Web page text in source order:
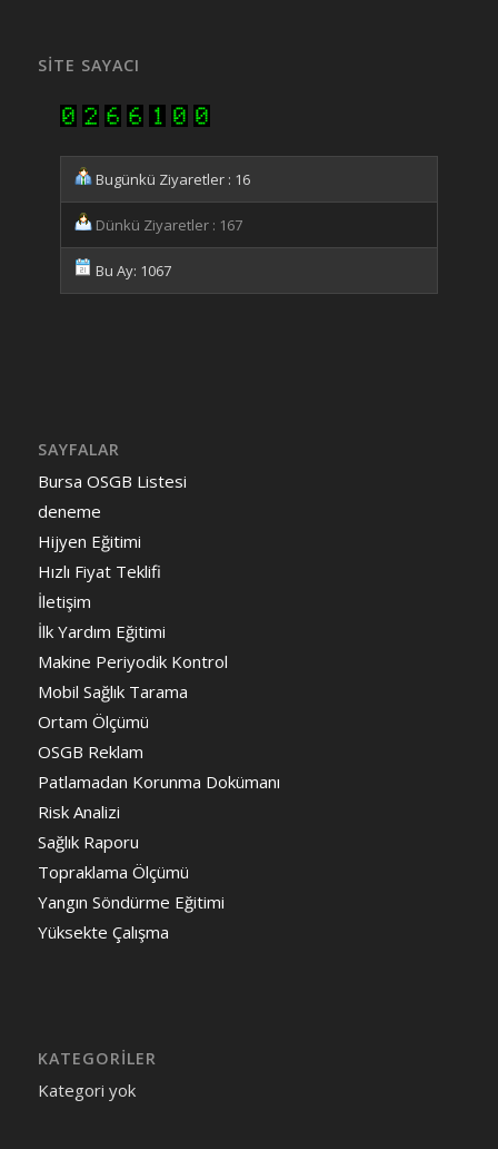
SITE SAYACI
Bugünkü Ziyaretler : 16
Dünkü Ziyaretler : 167
Bu Ay: 1067
SAYFALAR
Bursa OSGB Listesi
deneme
Hijyen Eğitimi
Hızlı Fiyat Teklifi
İletişim
İlk Yardım Eğitimi
Makine Periyodik Kontrol
Mobil Sağlık Tarama
Ortam Ölçümü
OSGB Reklam
Patlamadan Korunma Dokümanı
Risk Analizi
Sağlık Raporu
Topraklama Ölçümü
Yangın Söndürme Eğitimi
Yüksekte Çalışma
KATEGORILER
Kategori yok